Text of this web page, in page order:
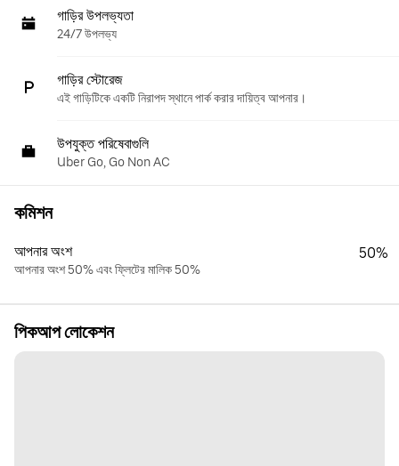
গাড়ির উপলভ্যতা
24/7 উপলভ্য
গাড়ির স্টোরেজ
এই গাড়িটিকে একটি নিরাপদ স্থানে পার্ক করার দায়িত্ব আপনার।
উপযুক্ত পরিষেবাগুলি
Uber Go, Go Non AC
কমিশন
আপনার অংশ
আপনার অংশ 50% এবং ফ্লিটের মালিক 50%
50%
পিকআপ লোকেশন